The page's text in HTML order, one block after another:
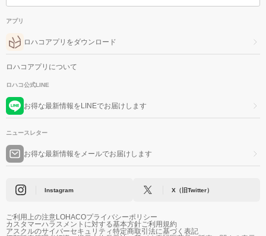
アプリ
ロハコアプリをダウンロード
ロハコアプリについて
ロハコ公式LINE
お得な最新情報をLINEでお届けします
ニュースレター
お得な最新情報をメールでお届けします
Instagram X（旧Twitter）
ご利用上の注意LOHACOプライバシーポリシー
カスタマーハラスメントに対する基本方針ご利用規約
アスクルのサイバーセキュリティ特定商取引法に基づく表記